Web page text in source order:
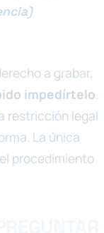
a grabar,
impedírtelo.
restricción legal
La única
procedimiento